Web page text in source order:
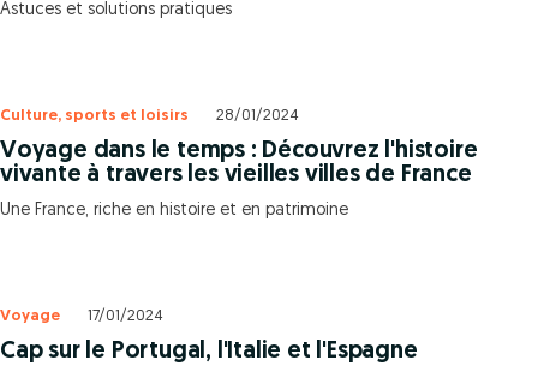
Astuces et solutions pratiques
Culture, sports et loisirs 28/01/2024
Voyage dans le temps : Découvrez l'histoire
vivante à travers les vieilles villes de France
Une France, riche en histoire et en patrimoine
Voyage 17/01/2024
Cap sur le Portugal, l'Italie et l'Espagne